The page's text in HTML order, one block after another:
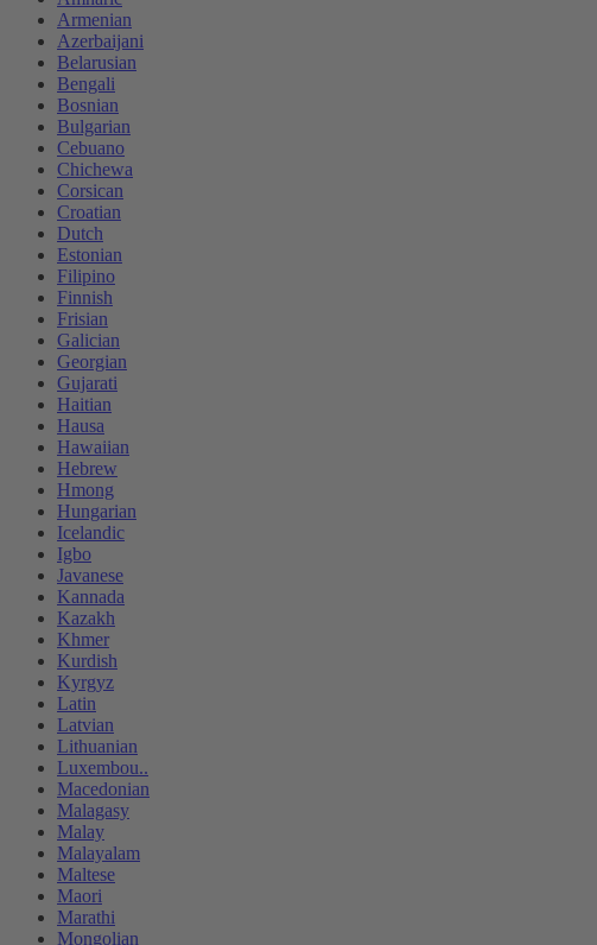
Armenian
Azerbaijani
Belarusian
Bengali
Bosnian
Bulgarian
Cebuano
Chichewa
Corsican
Croatian
Dutch
Estonian
Filipino
Finnish
Frisian
Galician
Georgian
Gujarati
Haitian
Hausa
Hawaiian
Hebrew
Hmong
Hungarian
Icelandic
Igbo
Javanese
Kannada
Kazakh
Khmer
Kurdish
Kyrgyz
Latin
Latvian
Lithuanian
Luxembou..
Macedonian
Malagasy
Malay
Malayalam
Maltese
Maori
Marathi
Mongolian